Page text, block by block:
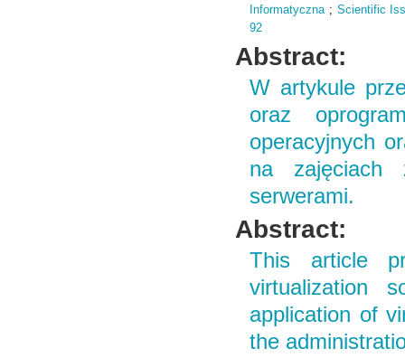
Informatyczna; Scientific
92
Abstract:
W artykule
oraz
operacyjnych
na zajęciach
serwerami.
Abstract:
This article
virtualization
application of
the